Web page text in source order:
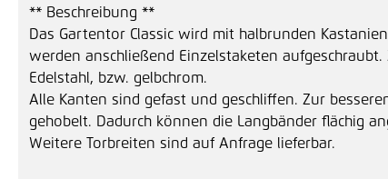
** Beschreibung **
Das Gartentor Classic wird mit halbrunden
werden anschließend Einzelstaketen
Edelstahl, bzw. gelbchrom.
Alle Kanten sind gefast und geschliffen. Zur
gehobelt. Dadurch können die Langbänder flächig
Weitere Torbreiten sind auf Anfrage lieferbar.